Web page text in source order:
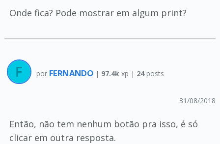
Onde fica? Pode mostrar em algum print?
por FERNANDO | 97.4k xp | 24posts
31/08/2018
Então, não tem nenhum botão pra isso, é só
clicar em outra resposta.